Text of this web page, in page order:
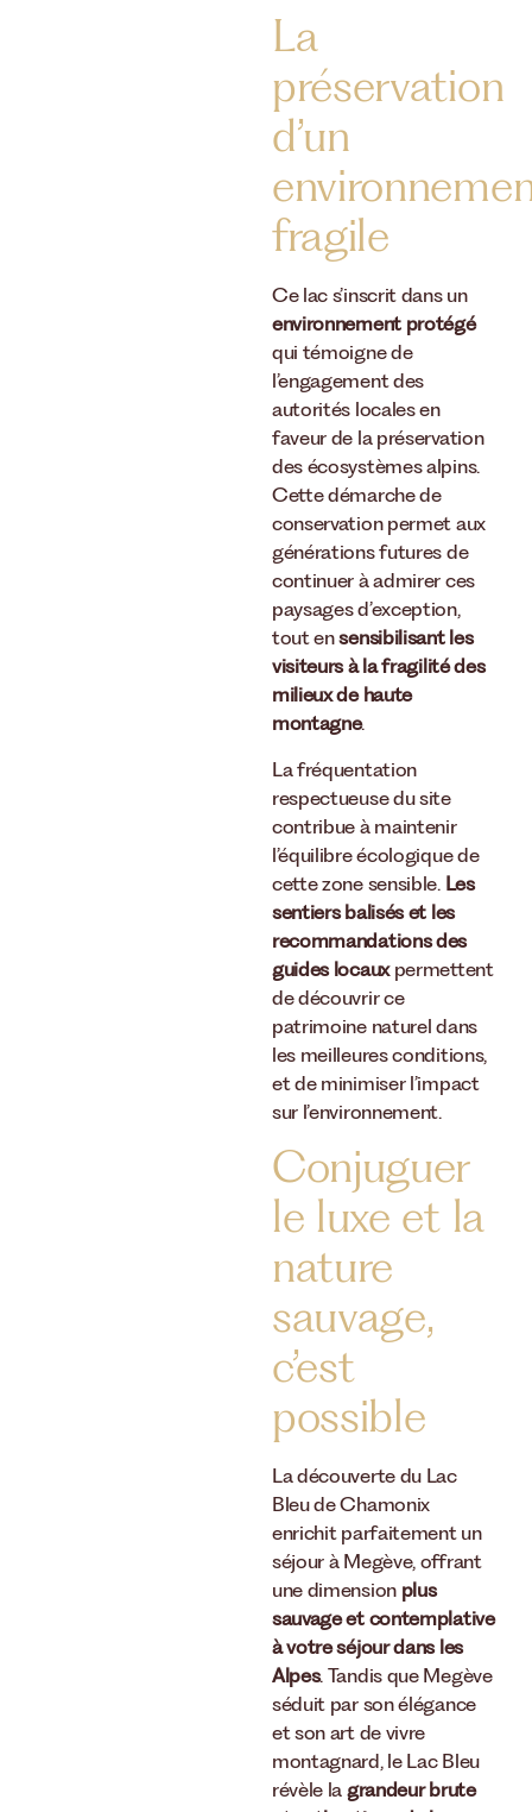
La
préservation
d’un
fragile
Ce lac s’inscrit dans un
environnement protégé
qui témoigne de
l’engagement des
autorités locales en
faveur de la préservation
des écosystèmes alpins.
Cette démarche de
conservation permet aux
générations futures de
continuer à admirer ces
paysages d’exception,
tout ensensibilisant les
visiteurs à la fragilité des
milieux de haute
montagne.
La fréquentation
respectueuse du site
contribue à maintenir
l’équilibre écologique de
cette zone sensible. Les
sentiers balisés et les
recommandations des
guides locauxpermettent
de découvrir ce
patrimoine naturel dans
les meilleures conditions,
et de minimiser l’impact
sur l’environnement.
Conjuguer
le luxe et la
nature
sauvage,
c’est
possible
La découverte du Lac
Bleu de Chamonix
enrichit parfaitement un
séjour à Megève, offrant
une dimension plus
sauvage et contemplative
à votre séjour dans les
Alpes. Tandis que Megève
séduit par son élégance
et son art de vivre
montagnard, le Lac Bleu
révèle lagrandeur brute